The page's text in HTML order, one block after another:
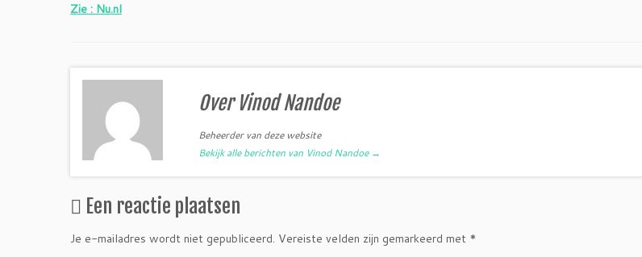
Zie : Nu.nl
Over Vinod Nandoe
Beheerder van deze website
Bekijk alle berichten van Vinod Nandoe →
Een reactie plaatsen
Je e-mailadres wordt niet gepubliceerd. Vereiste velden zijn gemarkeerd met *